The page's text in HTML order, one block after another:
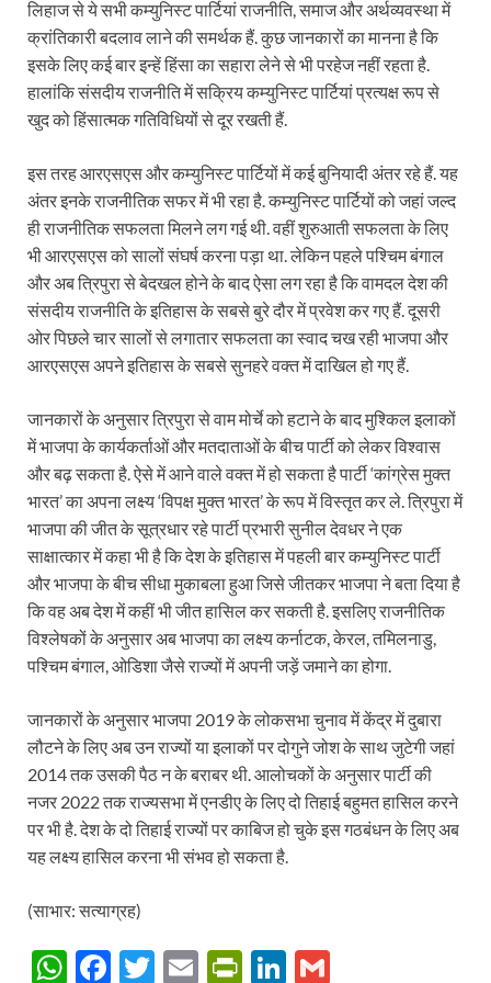
लिहाज से ये सभी कम्युनिस्ट पार्टियां राजनीति, समाज और अर्थव्यवस्था में ​
क्रांतिकारी बदलाव लाने की समर्थक हैं. कुछ जानकारों का मानना है कि
इसके लिए कई बार इन्हें हिंसा का सहारा लेने से भी परहेज नहीं रहता है.
हालांकि संसदीय राजनीति में स​क्रिय कम्युनिस्ट पार्टियां प्रत्यक्ष रूप से
खुद को हिंसात्मक गतिविधियों से दूर रखती हैं.
इस तरह आरएसएस और कम्युनिस्ट पार्टियों में कई बुनियादी अंतर रहे हैं. यह
अंतर इनके राजनीतिक सफर में भी रहा है. कम्युनिस्ट पार्टियों को जहां जल्द
ही राजनीतिक सफलता मिलने लग गई थी. वहीं शुरुआती सफलता के लिए
भी आरएसएस को सालों संघर्ष करना पड़ा था. लेकिन पहले पश्चिम बंगाल
और अब त्रिपुरा से बेदखल होने के बाद ऐसा लग रहा है कि वामदल देश की
संसदीय राजनीति के इतिहास के सबसे बुरे दौर में प्रवेश कर गए हैं. दूसरी
ओर पिछले चार सालों से लगातार सफलता का स्वाद चख रही भाजपा और
आरएसएस अपने इतिहास के सबसे सुनहरे वक्त में दाखिल हो गए हैं.
जानकारों के अनुसार त्रिपुरा से वाम मोर्चे को हटाने के बाद मुश्किल इलाकों
में भाजपा के कार्यकर्ताओं और मतदाताओं के बीच पार्टी को लेकर विश्वास
और बढ़ सकता है. ऐसे में आने वाले वक्त में हो सकता है पार्टी ‘कांग्रेस मुक्त
भारत’ का अपना लक्ष्य ‘विपक्ष मुक्त भारत’ के रूप में विस्तृत कर ले. त्रिपुरा में
भाजपा की जीत के सूत्रधार रहे पार्टी प्रभारी सुनील देवधर ने एक
साक्षात्कार में कहा भी है कि देश के इतिहास में पहली बार कम्युनिस्ट पार्टी
और भाजपा के बीच सीधा मुकाबला हुआ जिसे जीतकर भाजपा ने बता दिया है
कि वह अब देश में कहीं भी जीत हासिल कर सकती है. इसलिए राजनीतिक
विश्लेषकों के अनुसार अब भाजपा का लक्ष्य कर्नाटक, केरल, तमिलनाडु,
पश्चिम बंगाल, ओडिशा जैसे राज्यों में अपनी जड़ें जमाने का होगा.
जानकारों के अनुसार भाजपा 2019 के लोकसभा चुनाव में केंद्र में दुबारा
लौटने के लिए अब उन राज्यों या इलाकों पर दोगुने जोश के साथ जुटेगी जहां
2014 तक उसकी पैठ न के बराबर थी. आलोचकों के अनुसार पार्टी की
नजर 2022 तक राज्यसभा में एनडीए के लिए दो तिहाई बहुमत हासिल करने
पर भी है. देश के दो तिहाई राज्यों पर काबिज हो चुके इस गठबंधन के लिए अब
यह लक्ष्य हासिल करना भी संभव हो सकता है.
(साभार: सत्याग्रह)
W F
T
E
P
Li